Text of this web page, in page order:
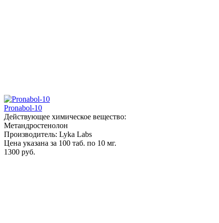
Pronabol-10
Действующее химическое вещество:
Метандростенолон
Производитель: Lyka Labs
Цена указана за 100 таб. по 10 мг.
1300 руб.